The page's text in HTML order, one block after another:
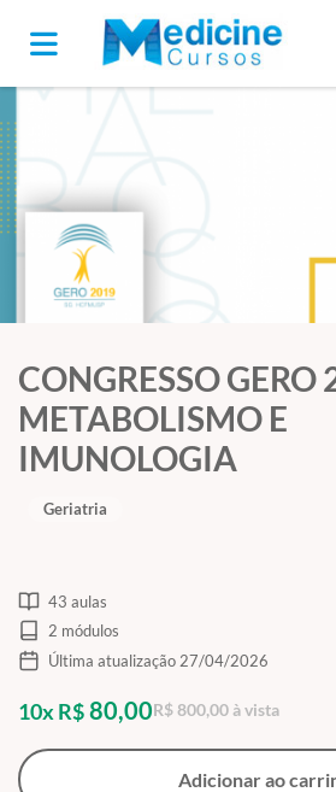
CONGRESSO GERO
METABOLISMO E
IMUNOLOGIA
Geriatria
43 aulas
2 módulos
Última atualização 27/04/2026
10x R$80,00R$ 800,00 à vista
Adicionar ao